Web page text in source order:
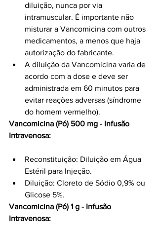
diluição, nunca por via
intramuscular. É importante não
misturar a Vancomicina com outros
medicamentos, a menos que haja
autorização do fabricante.
A diluição da Vancomicina varia de
acordo com a dose e deve ser
administrada em 60 minutos para
evitar reações adversas (síndrome
do homem vermelho).
Vancomicina (Pó) 500 mg - Infusão
Intravenosa:
Reconstituição: Diluição em Água
Estéril para Injeção.
Diluição: Cloreto de Sódio 0,9% ou
Glicose 5%.
Vancomicina (Pó) 1 g - Infusão
Intravenosa: